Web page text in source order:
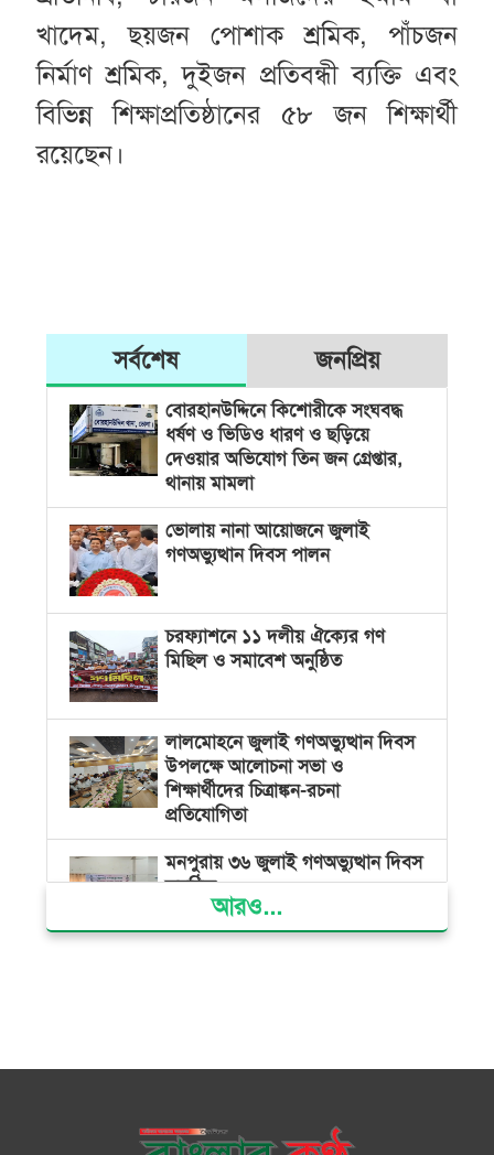
খাদেম, ছয়জন পোশাক শ্রমিক, পাঁচজন
নির্মাণ শ্রমিক, দুইজন প্রতিবন্ধী ব্যক্তি এবং
বিভিন্ন শিক্ষাপ্রতিষ্ঠানের ৫৮ জন শিক্ষার্থী
রয়েছেন।
সর্বশেষ জনপ্রিয়
বোরহানউদ্দিনে কিশোরীকে সংঘবদ্ধ
ধর্ষণ ও ভিডিও ধারণ ও ছড়িয়ে
দেওয়ার অভিযোগ তিন জন গ্রেপ্তার,
থানায় মামলা
ভোলায় নানা আয়োজনে জুলাই
গণঅভ্যুত্থান দিবস পালন
চরফ্যাশনে ১১ দলীয় ঐক্যের গণ
মিছিল ও সমাবেশ অনুষ্ঠিত
লালমোহনে জুলাই গণঅভ্যুত্থান দিবস
উপলক্ষে আলোচনা সভা ও
শিক্ষার্থীদের চিত্রাঙ্কন-রচনা
প্রতিযোগিতা
মনপুরায় ৩৬ জুলাই গণঅভ্যুত্থান দিবস
অনুষ্ঠিত
দৌলতখানে গণঅভ্যুত্থান দিবস পালন
আরও...